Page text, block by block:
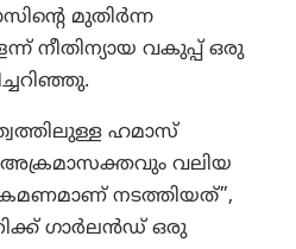
മുതിർന്ന
നീതിന്യായ വകുപ്പ് ഒരു
ഹമാസ്
വലിയ
നടത്തിയത്”,
ഗാർലൻഡ് ഒരു